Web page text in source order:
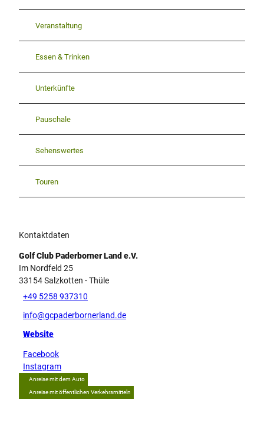
Veranstaltung
Essen & Trinken
Unterkünfte
Pauschale
Sehenswertes
Touren
Kontaktdaten
Golf Club Paderborner Land e.V.
Im Nordfeld 25
33154Salzkotten - Thüle
+49 5258 937310
info@gcpaderbornerland.de
Website
Facebook
Instagram
Anreise mit dem Auto
Anreise mit öffentlichen Verkehrsmitteln